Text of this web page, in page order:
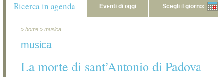
Ricerca in agenda Eventi di oggi Scegli il giorno:
» home » musica
musica
La morte di sant’Antonio di Padova